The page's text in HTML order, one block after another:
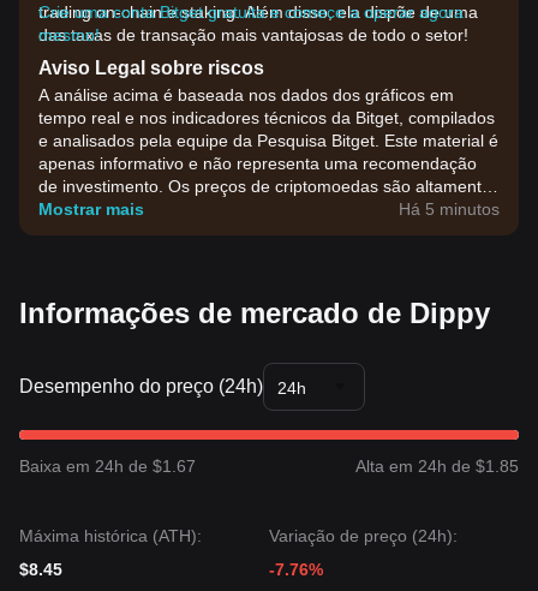
trading on-chain e staking. Além disso, ela dispõe de uma
das taxas de transação mais vantajosas de todo o setor!
Crie uma conta Bitget gratuita e comece a operar agora
mesmo!
Aviso Legal sobre riscos
A análise acima é baseada nos dados dos gráficos em
tempo real e nos indicadores técnicos da Bitget, compilados
e analisados pela equipe da Pesquisa Bitget. Este material é
apenas informativo e não representa uma recomendação
de investimento. Os preços de criptomoedas são altamente
voláteis. Tome suas decisões de investimento com base na
sua própria tolerância ao risco.
Mostrar mais Há 5 minutos
Informações de mercado de Dippy
Desempenho do preço (24h) 24h
Baixa em 24h de $1.67 Alta em 24h de $1.85
Máxima histórica (ATH):
$8.45
Variação de preço (24h):
-7.76%